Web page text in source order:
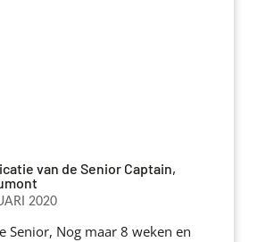
van de Senior Captain,
2020
Senior, Nog maar 8 weken en